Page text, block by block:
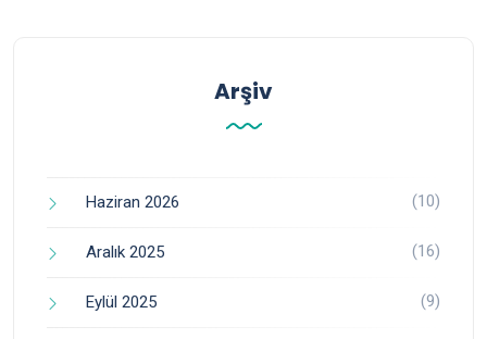
Arşiv
Haziran 2026 (10)
Aralık 2025 (16)
Eylül 2025 (9)